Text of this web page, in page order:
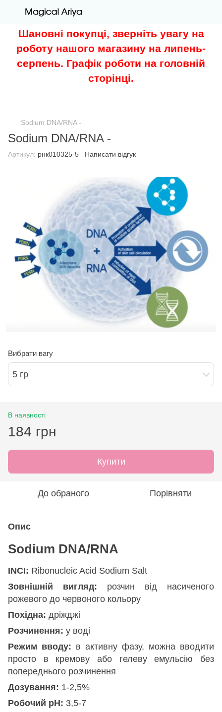
Шановні покупці, зверніть увагу на
роботу нашого магазину на липень-
серпень. Графік роботи на головній
сторінці.
Sodium DNA/RNA -
Sodium DNA/RNA -
Артикул: рнк010325-5 Написати відгук
Вибрати вагу
5 гр
В наявності
184 грн
Купити
До обраного Порівняти
Опис
Sodium DNA/RNA
INCI: Ribonucleic Acid Sodium Salt
Зовнішній вигляд: розчин від насиченого
рожевого до червоного кольору
Похідна: дріжджі
Розчинення: у воді
Режим вводу: в активну фазу, можна вводити
просто в кремову або гелеву емульсію без
попереднього розчинення
Дозування: 1-2,5%
Робочий рН: 3,5-7